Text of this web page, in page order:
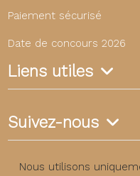
Paiement sécurisé
Date de concours 2026
Liens utiles
Suivez-nous
Nous utilisons